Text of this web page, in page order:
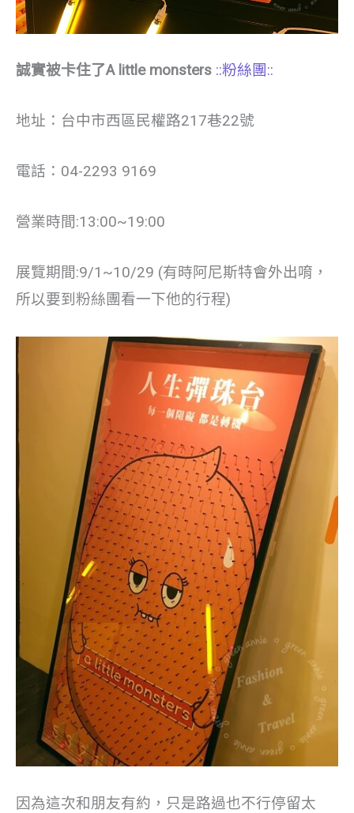
誠實被卡住了A little monsters ::粉絲團::
地址：台中市西區民權路217巷22號
電話：04-2293 9169
營業時間:13:00~19:00
展覽期間:9/1~10/29 (有時阿尼斯特會外出唷，
所以要到粉絲團看一下他的行程)
因為這次和朋友有約，只是路過也不行停留太